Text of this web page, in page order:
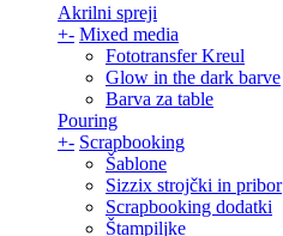
Akrilni spreji
+- Mixed media
Fototransfer Kreul
Glow in the dark barve
Barva za table
Pouring
+- Scrapbooking
Šablone
Sizzix strojčki in pribor
Scrapbooking dodatki
Štampiljke